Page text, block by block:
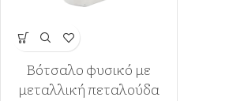
Βότσαλο φυσικό με
μεταλλική πεταλούδα